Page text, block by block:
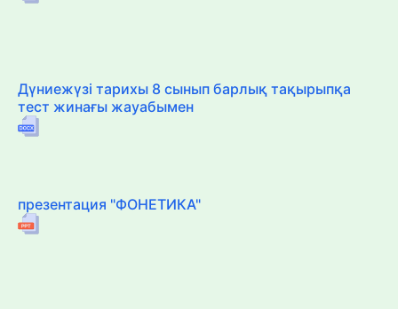
Дүниежүзі тарихы 8 сынып барлық тақырыпқа
тест жинағы жауабымен
презентация "ФОНЕТИКА"